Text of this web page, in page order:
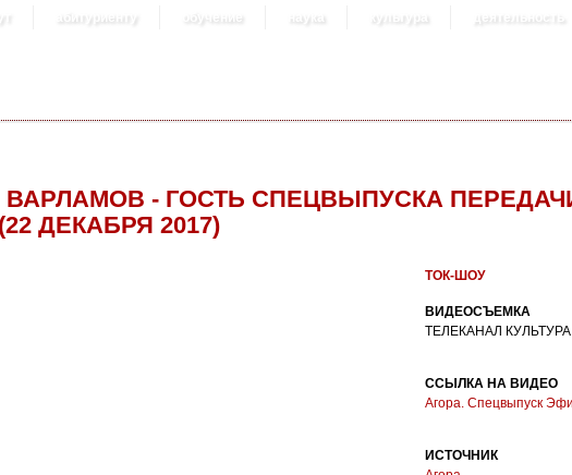
абитуриенту обучение наука культура деятельность
ВАРЛАМОВ - ГОСТЬ СПЕЦВЫПУСКА
ДЕКАБРЯ 2017)
ТОК-ШОУ
ВИДЕОСЪЕМКА
ТЕЛЕКАНАЛ КУЛЬТУРА
ССЫЛКА НА ВИДЕО
Агора. Спецвыпуск
ИСТОЧНИК